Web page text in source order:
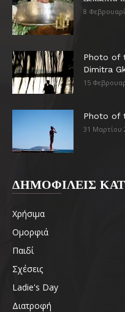
8
Photo of
Dimitra
15
Photo of
31 Μαρτίου
ΔΗΜΟΦΙΛΕΙΣ
Χρήσιμα
Ομορφιά
Παιδί
Σχέσεις
Ladie's Day
Διατροφή